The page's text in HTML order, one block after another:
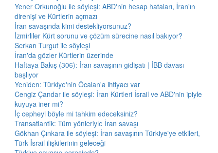
Yener Orkunoğlu ile söyleşi: ABD'nin hesap hataları, İran'ın
direnişi ve Kürtlerin açmazı
İran savaşında kimi destekliyorsunuz?
İzmirliler Kürt sorunu ve çözüm sürecine nasıl bakıyor?
Serkan Turgut ile söyleşi
İran'da gözler Kürtlerin üzerinde
Haftaya Bakış (306): İran savaşının gidişatı | İBB davası
başlıyor
Yeniden: Türkiye'nin Öcalan'a ihtiyacı var
Cengiz Çandar ile söyleşi: İran Kürtleri İsrail ve ABD'nin ipiyle
kuyuya iner mi?
İç cepheyi böyle mi tahkim edeceksiniz?
Transatlantik: Tüm yönleriyle İran savaşı
Gökhan Çınkara ile söyleşi: İran savaşının Türkiye'ye etkileri,
Türk-İsrail ilişkilerinin geleceği